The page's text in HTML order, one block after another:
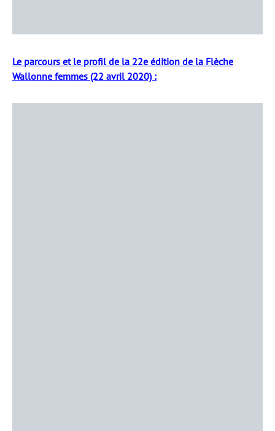
Le parcours et le profil de la 22e édition de la Flèche
Wallonne femmes (22 avril 2020) :